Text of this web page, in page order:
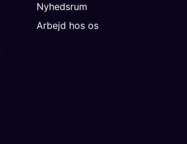
Nyhedsrum
Arbejd hos os